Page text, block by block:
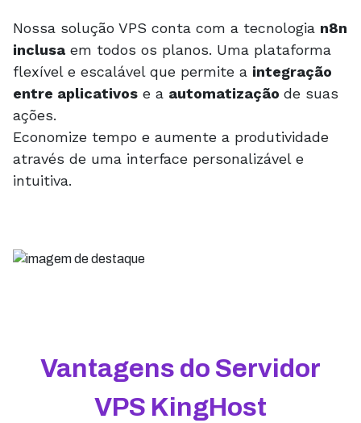
Nossa solução VPS conta com a tecnologia n8n
inclusa em todos os planos. Uma plataforma
flexível e escalável que permite a integração
entre aplicativos e a automatização de suas
ações.
Economize tempo e aumente a produtividade
através de uma interface personalizável e
intuitiva.
Vantagens do Servidor
VPS KingHost